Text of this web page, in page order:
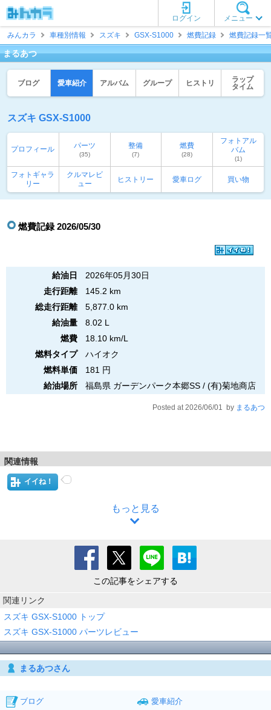
メニュー
ログイン
みんカラ
車種別情報 スズキ GSX-S1000 燃費記録 燃費記録一
まるあつ
ブログ 愛車紹介 アルバム グループ ヒストリ
ラップ
タイム
スズキ GSX-S1000
プロフィール パーツ
(35)
整備
(7)
燃費
(28)
フォトアル
バム
(1)
フォトギャラ
リー
クルマレビ
ュー
ヒストリー 愛車ログ 買い物
燃費記録 2026/05/30
給油日
2026年05月30日
走行距離
145.2 km
総走行距離
5,877.0 km
給油量
8.02 L
燃費
18.10 km/L
燃料タイプ
ハイオク
燃料単価
181 円
給油場所
福島県 ガーデンパーク本郷SS / (有)菊地商店
Posted at 2026/06/01 by まるあつ
関連情報
イイね！
もっと見る
この記事をシェアする
関連リンク
スズキ GSX-S1000 トップ
スズキ GSX-S1000 パーツレビュー
まるあつさん
ブログ
愛車紹介